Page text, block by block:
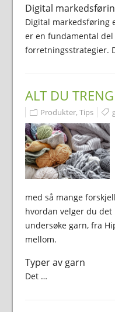
Digital
Digital markedsføring
er en fundamental del
forretningsstrategier.
ALT DU
Produkter, Tips
med så mange
hvordan velger du det
undersøke garn, fra
mellom.
Typer av garn
Det …